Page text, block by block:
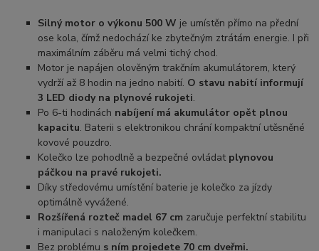
Silný motor o výkonu 500 W je umístěn přímo na přední
ose kola, čímž nedochází ke zbytečným ztrátám energie. I při
maximálním záběru má velmi tichý chod.
Motor je napájen olověným trakčním akumulátorem, který
vydrží až 8 hodin na jedno nabití. O stavu nabití informují
3 LED diody na plynové rukojeti.
Po 6-ti hodinách nabíjení má akumulátor opět plnou
kapacitu. Baterii s elektronikou chrání kompaktní utěsněné
kovové pouzdro.
Kolečko lze pohodlně a bezpečné ovládatplynovou
páčkou na pravé rukojeti.
Díky středovému umístění baterie je kolečko za jízdy
optimálně vyvážené.
Rozšířená rozteč madel 67 cm zaručuje perfektní stabilitu
i manipulaci s naloženým kolečkem.
Bez problému s ním projedete 70 cm dveřmi.